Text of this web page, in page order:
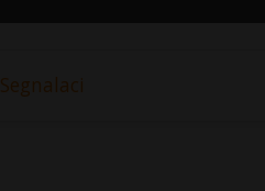
Segnalaci